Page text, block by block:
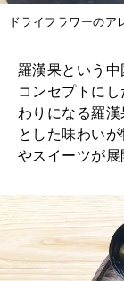
ドライフラワーのア
羅漢果という
コンセプトに
わりになる羅
とした味わい
やスイーツが展